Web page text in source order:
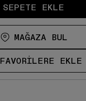
SEPETE EKLE
MAĞAZA BUL
FAVORILERE EKLE